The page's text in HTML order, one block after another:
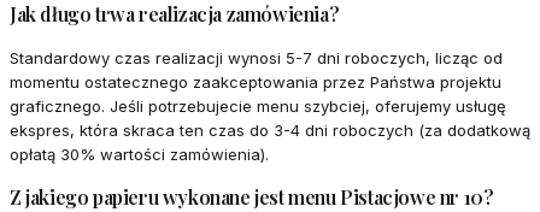
Jak długo trwa realizacja zamówienia?
Standardowy czas realizacji wynosi 5-7 dni roboczych, licząc od
momentu ostatecznego zaakceptowania przez Państwa projektu
graficznego. Jeśli potrzebujecie menu szybciej, oferujemy usługę
ekspres, która skraca ten czas do 3-4 dni roboczych (za dodatkową
opłatą 30% wartości zamówienia).
Z jakiego papieru wykonane jest menu Pistacjowe nr 10?